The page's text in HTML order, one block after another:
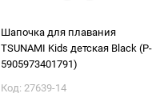
Шапочка для плавания
TSUNAMI Kids детская Black (P-
5905973401791)
Код: 27639-14